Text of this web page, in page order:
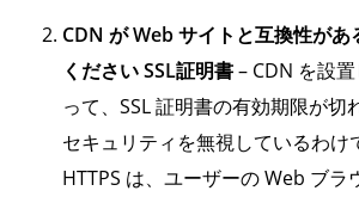
CDN が Web サイトと互換性があ
ください SSL証明書– CDN を設
って、SSL 証明書の有効期限が切
セキュリティを無視しているわけ
HTTPS は、ユーザーの Web ブラ